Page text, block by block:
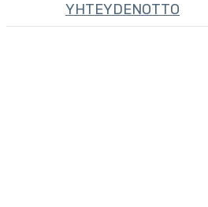
YHTEYDENOTTO